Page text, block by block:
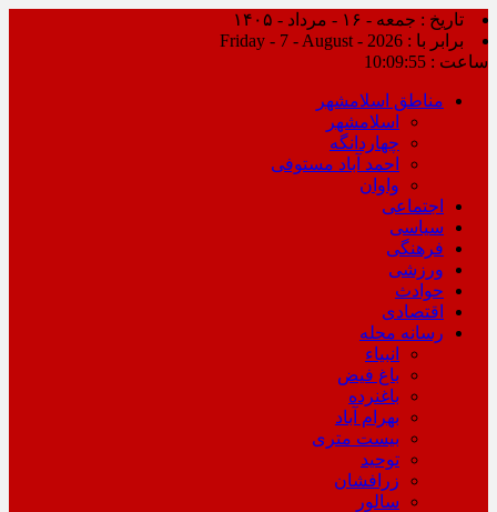
تاریخ : جمعه - ۱۶ - مرداد - ۱۴۰۵
برابر با : Friday - 7 - August - 2026
ساعت : 10:09:56
مناطق اسلامشهر
اسلامشهر
چهاردانگه
احمد آباد مستوفی
واوان
اجتماعی
سیاسی
فرهنگی
ورزشی
حوادث
اقتصادی
رسانه محله
انبیاء
باغ فیض
باغنرده
بهرام آباد
بیست متری
توحید
زرافشان
سالور